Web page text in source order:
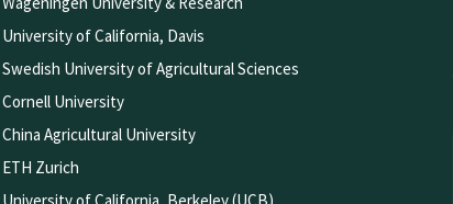
University of California, Davis
Swedish University of Agricultural Sciences
Cornell University
China Agricultural University
ETH Zurich